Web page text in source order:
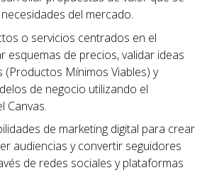
del mercado.
o servicios centrados en el
esquemas de precios, validar ideas
(Productos Mínimos Viables) y
de negocio utilizando el
Canvas.
de marketing digital para crear
audiencias y convertir seguidores
de redes sociales y plataformas